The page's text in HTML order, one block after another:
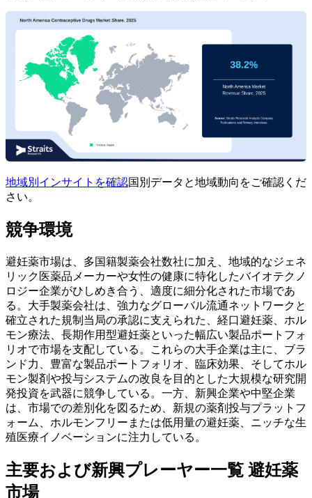
地域別インサイトを確認国別データと地域動向をご確認くだ
さい。
競争環境
避妊薬市場は、多国籍製薬会社数社に加え、地域的なジェネ
リック医薬品メーカーや女性の健康に特化したバイオテクノ
ロジー企業がひしめき合う、適度に細分化された市場であ
る。大手製薬会社は、強力なグローバル流通ネットワークと
確立された規制当局の承認に支えられた、経口避妊薬、ホル
モン療法、長期作用型避妊薬といった幅広い製品ポートフォ
リオで市場を支配している。これらの大手企業は主に、ブラ
ンド力、豊富な製品ポートフォリオ、臨床効果、そしてホル
モン製剤や投与システムの改良を目的とした大規模な研究開
発投資を武器に競争している。一方、新興企業や中堅企業
は、市場での差別化を図るため、新規の薬剤投与プラットフ
ォーム、ホルモンフリーまたは低用量の避妊薬、ニッチな生
殖医療イノベーションに注力している。
主要および新興プレーヤー一覧 避妊薬
市場